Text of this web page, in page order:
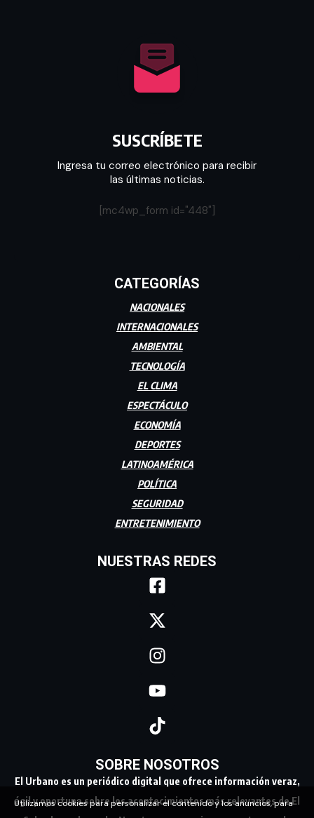
SUSCRÍBETE
Ingresa tu correo electrónico para recibir
las últimas noticias.
[mc4wp_form id="448"]
CATEGORÍAS
NACIONALES
INTERNACIONALES
AMBIENTAL
TECNOLOGÍA
EL CLIMA
ESPECTÁCULO
ECONOMÍA
DEPORTES
LATINOAMÉRICA
POLÍTICA
SEGURIDAD
ENTRETENIMIENTO
NUESTRAS REDES
SOBRE NOSOTROS
El Urbano es un periódico digital que ofrece información veraz,
ágil y oportuna sobre los acontecimientos más relevantes de El
Utilizamos cookies para personalizar el contenido y los anuncios, para